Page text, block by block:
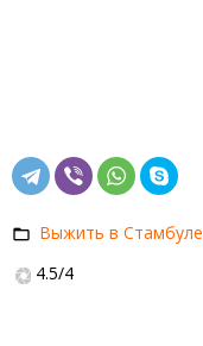
Выжить в Стамбуле
4.5/4